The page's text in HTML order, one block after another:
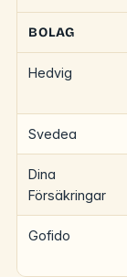
BOLAG
Hedvig
Svedea
Dina
Försäkringar
Gofido